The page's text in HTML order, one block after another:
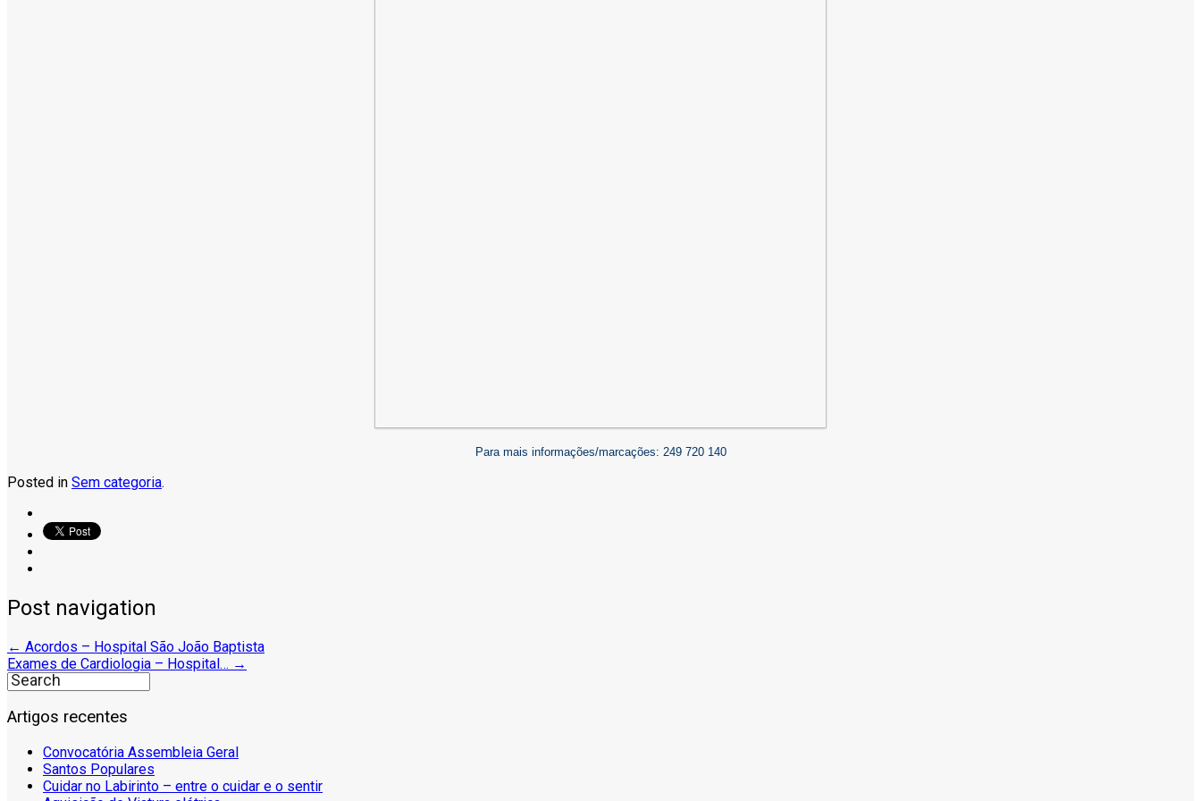
Para mais informações/marcações: 249 720 140
Posted in Sem categoria.
Post navigation
← Acordos – Hospital São João Baptista
Exames de Cardiologia – Hospital… →
Artigos recentes
Convocatória Assembleia Geral
Santos Populares
Cuidar no Labirinto – entre o cuidar e o sentir